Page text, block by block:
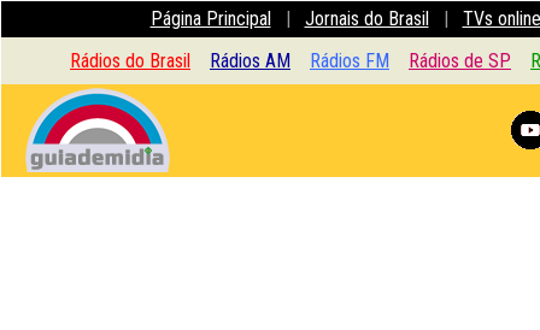
Página Principal | Jornais do Brasil |
TVs online
Rádios do Brasil
Rádios AM Rádios FM Rádios de SP